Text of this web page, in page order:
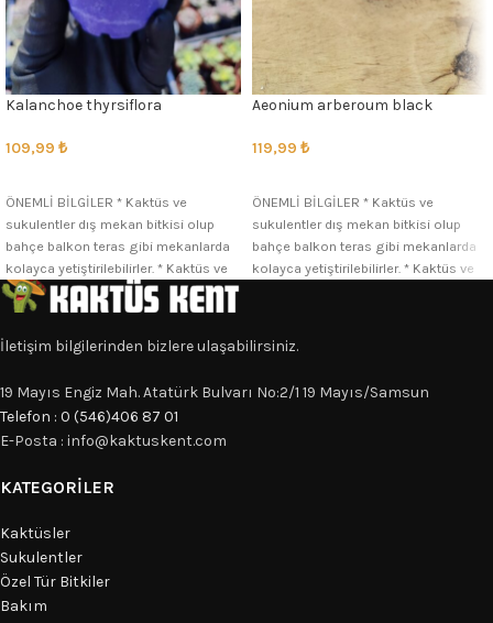
Kalanchoe thyrsiflora
109,99 ₺
ÖNEMLİ BİLGİLER * Kaktüs ve
sukulentler dış mekan bitkisi olup
bahçe balkon teras gibi mekanlarda
kolayca yetiştirilebilirler. * Kaktüs ve
Aeonium arberoum black
119,99 ₺
ÖNEMLİ BİLGİLER * Kaktüs ve
sukulentler dış mekan bitkisi olup
bahçe balkon teras gibi mekanlarda
kolayca yetiştirilebilirler. * Kaktüs ve
İletişim bilgilerinden bizlere ulaşabilirsiniz.
19 Mayıs Engiz Mah. Atatürk Bulvarı No:2/1 19 Mayıs/Samsun
Telefon : 0 (546)406 87 01
E-Posta : info@kaktuskent.com
KATEGORILER
Kaktüsler
Sukulentler
Özel Tür Bitkiler
Bakım